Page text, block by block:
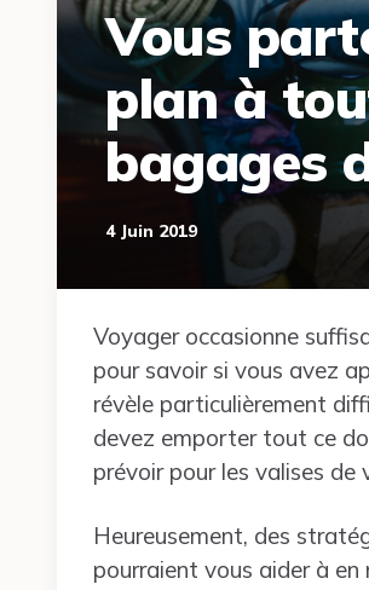
Vous
plan à
bagages
4 Juin 2019
Voyager occasionne
pour savoir si vous avez
révèle particulièrement
devez emporter tout ce
prévoir pour les valises de
Heureusement, des
pourraient vous aider à